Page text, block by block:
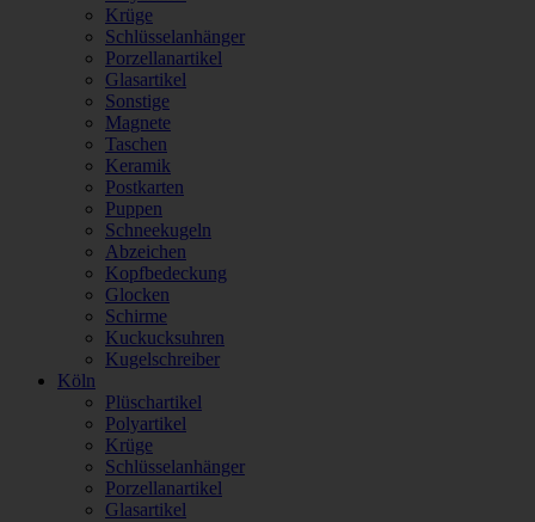
Krüge
Schlüsselanhänger
Porzellanartikel
Glasartikel
Sonstige
Magnete
Taschen
Keramik
Postkarten
Puppen
Schneekugeln
Abzeichen
Kopfbedeckung
Glocken
Schirme
Kuckucksuhren
Kugelschreiber
Köln
Plüschartikel
Polyartikel
Krüge
Schlüsselanhänger
Porzellanartikel
Glasartikel